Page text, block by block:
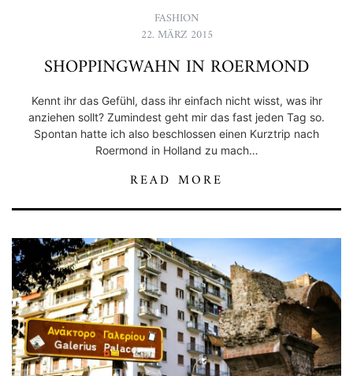
FASHION
22. MÄRZ 2015
SHOPPINGWAHN IN ROERMOND
Kennt ihr das Gefühl, dass ihr einfach nicht wisst, was ihr
anziehen sollt? Zumindest geht mir das fast jeden Tag so.
Spontan hatte ich also beschlossen einen Kurztrip nach
Roermond in Holland zu mach…
READ MORE